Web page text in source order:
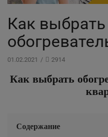
Как выбрать
01.02.2021 / 2914
Как выбрать
Содержание